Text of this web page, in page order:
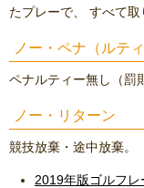
たプレーで、 すべて取
ノー・ペナ（ルティ
ペナルティー無し（罰
ノー・リターン
競技放棄・途中放棄。
2019年版ゴルフ